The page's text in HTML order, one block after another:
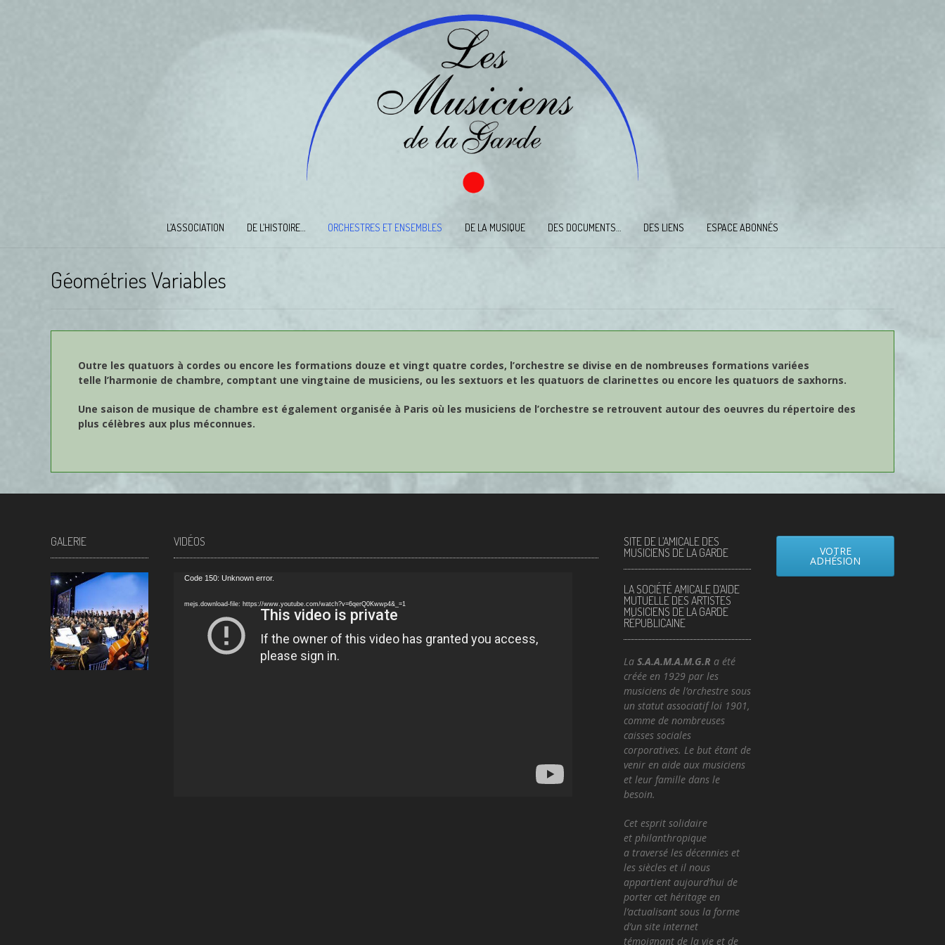
L’ASSOCIATION DE L’HISTOIRE… ORCHESTRES ET ENSEMBLES DE LA MUSIQUE DES DOCUMENTS… DES LIENS ESPACE ABONNÉS
Géométries Variables
Outre les quatuors à cordes ou encore les formations douze et vingt quatre cordes, l’orchestre se divise en de nombreuses formations variées
telle l’harmonie de chambre, comptant une vingtaine de musiciens, ou les sextuors et les quatuors de clarinettes ou encore les quatuors de saxhorns.
Une saison de musique de chambre est également organisée à Paris où les musiciens de l’orchestre se retrouvent autour des oeuvres du répertoire des
plus célèbres aux plus méconnues.
GALERIE VIDÉOS
Video
Code 150: Unknown error.
mejs.download-file: https://www.youtube.com/watch?v=6qerQ0Kwwp4&_=1
SITE DE L’AMICALE DES
MUSICIENS DE LA GARDE
LA SOCIÉTÉ AMICALE D’AIDE
MUTUELLE DES ARTISTES
MUSICIENS DE LA GARDE
RÉPUBLICAINE
La S.A.A.M.A.M.G.R a été
créée en 1929 par les
musiciens de l’orchestre sous
un statut associatif loi 1901,
comme de nombreuses
caisses sociales
corporatives. Le but étant de
venir en aide aux musiciens
et leur famille dans le
besoin.
Cet esprit solidaire
et philanthropique
a traversé les décennies et
les siècles et il nous
appartient aujourd’hui de
porter cet héritage en
l’actualisant sous la forme
d’un site internet
témoignant de la vie et de
VOTRE
ADHÉSION